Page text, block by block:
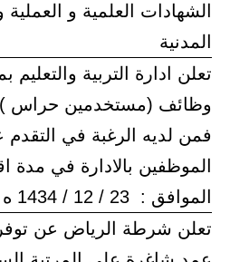
الشهادات العلمية و العملية
المدنية
تعلن ادارة التربية
وظائف (مستخدمين حراس )
فمن لديه الرغبة في
الموظفين بالادارة في مدة
الموافق : 23 / 12 / 1434 ه
تعلن شرطة الرياض عن